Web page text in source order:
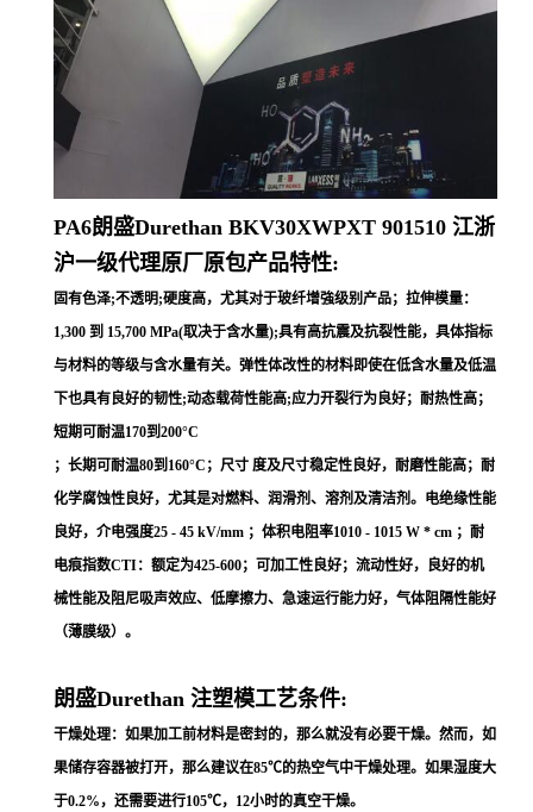
PA6朗盛Durethan BKV30XWPXT 901510 江浙
沪一级代理原厂原包产品特性:
固有色泽;不透明;硬度高，尤其对于玻纤增強级别产品；拉伸模量：
1,300 到 15,700 MPa(取决于含水量);具有高抗震及抗裂性能，具体指标
与材料的等级与含水量有关。弹性体改性的材料即使在低含水量及低温
下也具有良好的韧性;动态载荷性能高;应力开裂行为良好；耐热性高；
短期可耐温170到200°C
；长期可耐温80到160°C；尺寸 度及尺寸稳定性良好，耐磨性能高；耐
化学腐蚀性良好，尤其是对燃料、润滑剂、溶剂及清洁剂。电绝缘性能
良好，介电强度25 - 45 kV/mm ；体积电阻率1010 - 1015 W * cm ；耐
电痕指数CTI：额定为425-600；可加工性良好；流动性好，良好的机
械性能及阻尼吸声效应、低摩擦力、急速运行能力好，气体阻隔性能好
（薄膜级）。
朗盛Durethan 注塑模工艺条件:
干燥处理：如果加工前材料是密封的，那么就没有必要干燥。然而，如
果储存容器被打开，那么建议在85℃的热空气中干燥处理。如果湿度大
于0.2%，还需要进行105℃，12小时的真空干燥。